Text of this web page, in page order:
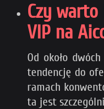
Czy
VIP na
Od około
tendencję do
ramach
ta jest